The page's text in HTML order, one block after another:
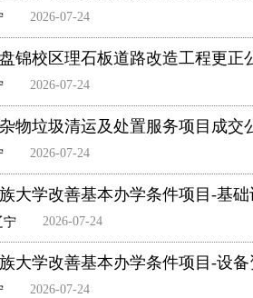
2026-07-24
锦校区理石板道路改造工程更正
2026-07-24
物垃圾清运及处置服务项目成交
2026-07-24
大学改善基本办学条件项目-基
宁 2026-07-24
大学改善基本办学条件项目-设
2026-07-24